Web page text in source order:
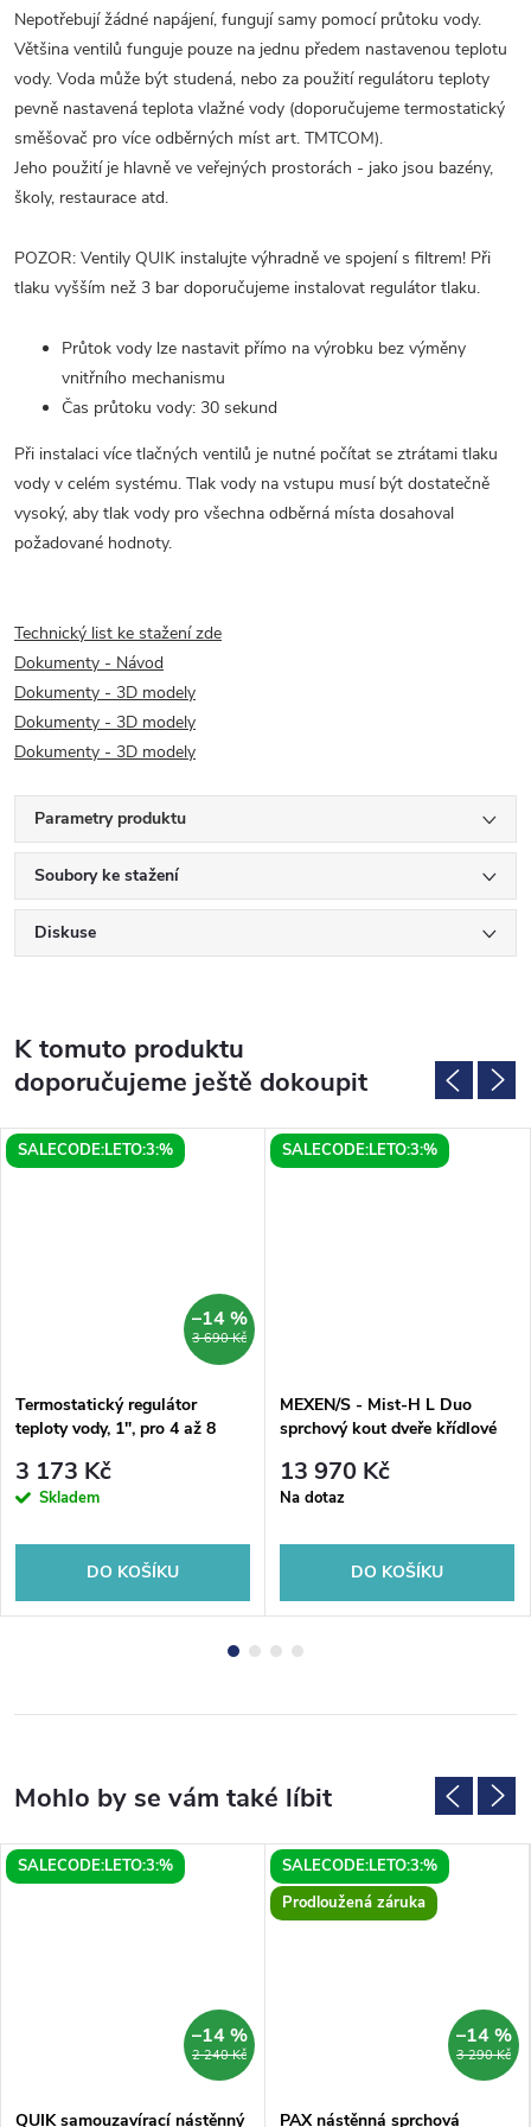
Nepotřebují žádné napájení, fungují samy pomocí průtoku vody.
Většina ventilů funguje pouze na jednu předem nastavenou teplotu
vody. Voda může být studená, nebo za použití regulátoru teploty
pevně nastavená teplota vlažné vody (doporučujeme termostatický
směšovač pro více odběrných míst art. TMTCOM).
Jeho použití je hlavně ve veřejných prostorách - jako jsou bazény,
školy, restaurace atd.
POZOR: Ventily QUIK instalujte výhradně ve spojení s filtrem! Při
tlaku vyšším než 3 bar doporučujeme instalovat regulátor tlaku.
Průtok vody lze nastavit přímo na výrobku bez výměny
vnitřního mechanismu
Čas průtoku vody: 30 sekund
Při instalaci více tlačných ventilů je nutné počítat se ztrátami tlaku
vody v celém systému. Tlak vody na vstupu musí být dostatečně
vysoký, aby tlak vody pro všechna odběrná místa dosahoval
požadované hodnoty.
Technický list ke stažení zde
Dokumenty - Návod
Dokumenty - 3D modely
Dokumenty - 3D modely
Dokumenty - 3D modely
Parametry produktu
Soubory ke stažení
Diskuse
K tomuto produktu
doporučujeme ještě dokoupit
SALECODE:LETO:3:%
3 690 Kč
–14 %
Termostatický regulátor
teploty vody, 1", pro 4 až 8
3 173 Kč
Skladem
DO KOŠÍKU
SALECODE:LETO:3:%
MEXEN/S - Mist-H L Duo
sprchový kout dveře křídlové
kartáčovaná 8A5L-110L-
110P-55-00
13 970 Kč
Na dotaz
DO KOŠÍKU
SALECODE:LETO:3:%
2 240 Kč
–14 %
QUIK samouzavírací nástěnný
SALECODE:LETO:3:%
Prodloužená záruka
3 290 Kč
–14 %
PAX nástěnná sprchová